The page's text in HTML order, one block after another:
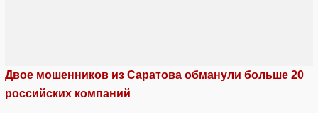
Двое мошенников из Саратова обманули больше 20
российских компаний